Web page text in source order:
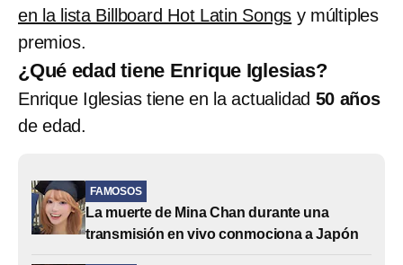
en la lista Billboard Hot Latin Songs y múltiples
premios.
¿Qué edad tiene Enrique Iglesias?
Enrique Iglesias tiene en la actualidad 50 años
de edad.
FAMOSOS
La muerte de Mina Chan durante una
transmisión en vivo conmociona a Japón